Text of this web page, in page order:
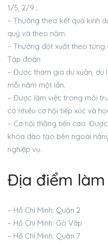
1/5, 2/9…
– Thưởng theo kết quả kinh
quý và theo năm.
– Thưởng đột xuất theo từng
Tập đoàn
– Được tham gia du xuân, du
mỗi năm một lần.
– Được làm việc trong môi
có nhiều cơ hội tiếp xúc và
– Cơ hội thăng tiến cao.
khóa đào tạo bên ngoài
nghiệp vụ.
Địa điểm làm
– Hồ Chí Minh: Quận 2
– Hồ Chí Minh: Gò Vấp
– Hồ Chí Minh: Quận 7